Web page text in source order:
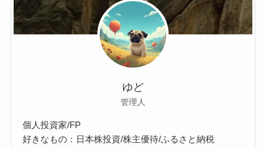
ゆど
管理人
個人投資家/FP
好きなもの：日本株投資/株主優待/ふるさと納税